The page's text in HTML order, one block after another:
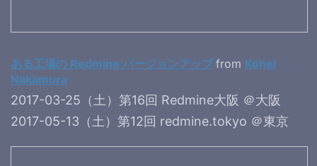
ある工場の Redmine バージョンアップ from Kohei
Nakamura
2017-03-25（土）第16回 Redmine大阪 ＠大阪
2017-05-13（土）第12回 redmine.tokyo ＠東京